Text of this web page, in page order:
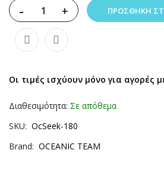
- + ΠΡΟΣΘΉΚΗ
Οι τιμές ισχύουν μόνο για αγορές
Διαθεσιμότητα: Σε απόθεμα
SKU
OcSeek-180
Brand
OCEANIC TEAM